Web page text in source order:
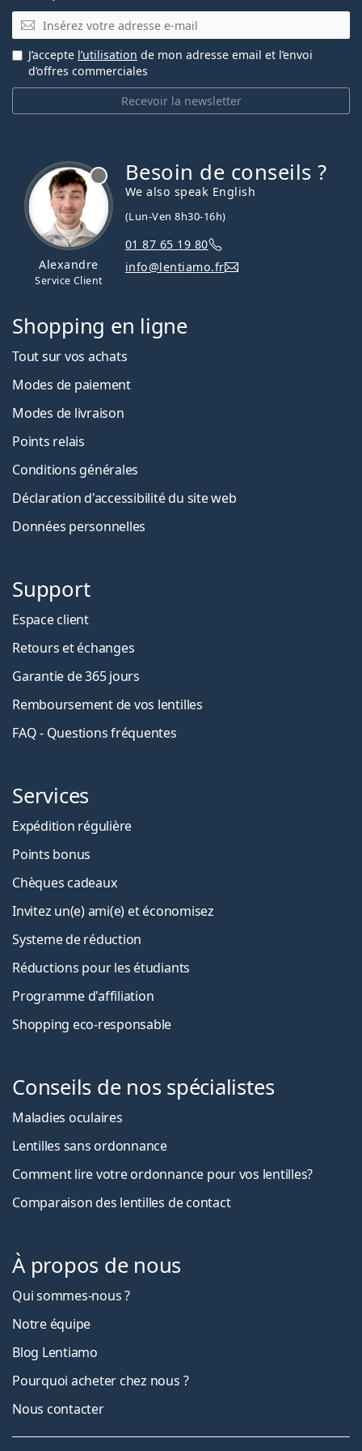
E-mail
Recevoir la newsletter
J’accepte l’utilisation de mon adresse email et l’envoi
d’offres commerciales
Alexandre
Service Client
Besoin de conseils ?
We also speak English
(Lun-Ven 8h30-16h)
01 87 65 19 80
info@lentiamo.fr
Shopping en ligne
Tout sur vos achats
Modes de paiement
Modes de livraison
Points relais
Conditions générales
Déclaration d'accessibilité du site web
Données personnelles
Support
Espace client
Retours et échanges
Garantie de 365 jours
Remboursement de vos lentilles
FAQ - Questions fréquentes
Services
Expédition régulière
Points bonus
Chèques cadeaux
Invitez un(e) ami(e) et économisez
Systeme de réduction
Réductions pour les étudiants
Programme d'affiliation
Shopping eco-responsable
Conseils de nos spécialistes
Maladies oculaires
Lentilles sans ordonnance
Comment lire votre ordonnance pour vos lentilles?
Comparaison des lentilles de contact
À propos de nous
Qui sommes-nous ?
Notre équipe
Blog Lentiamo
Pourquoi acheter chez nous ?
Nous contacter